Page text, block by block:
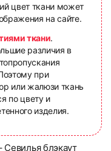
цвет ткани может
на сайте.
ткани.
различия в
при
или жалюзи ткань
по цвету и
изделия.
блэкаут